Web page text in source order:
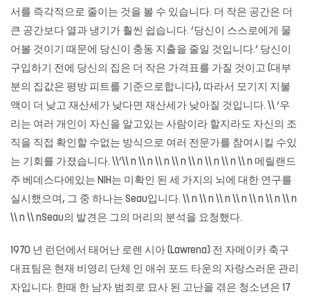
서를 즉각적으로 줄이는 것을 볼 수 있습니다. 더 작은 공간은 더
큰 공간보다 열과 냉기가 훨씬 쉽습니다. ‘당신이 스스로에게 물
어볼 것이기 때문에 당신이 충동 지출을 줄일 것입니다.’ 당신이
구입하기 전에 당신의 집은 더 작은 가격표를 가질 것이고 (대부
분의 집값은 평방 피트를 기준으로합니다), 따라서 모기지 지불
액이 더 낮고 재산세가 낮다면 재산세가 낮아질 것입니다. \\ ‘우
리는 여러 개인이 자신을 알고있는 사람이라 할지라도 자신의 조
직을 직접 확인할 수없는 방식으로 여러 전문가를 참여시킬 수있
는 기회를 가졌습니다. \\’\\ n \\ n \\ n \\ n \\ n \\ n \\ n \\ n 메릴랜드
주 베데스다에있는 NIH는 미확인 된 세 가지의 뇌에 대한 연구를
실시했으며, 그 중 하나는 Seau입니다. \\ n \\ n \\ n \\ n \\ n \\ n \\ n
\\ n \\ nSeau의 발견은 그의 머리의 분석을 요청했다.
1970 년 런던에서 태어난 로렌 시아 (Lawrena) 전 자메이카 축구
대표팀은 현재 비영리 단체 인 애쉬 포드 타운의 자랑스러운 관리
자입니다. 한때 한 남자 범죄로 묘사 된 고난을 겪은 청소년은 17